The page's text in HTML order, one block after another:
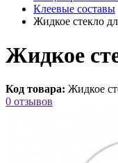
Клеевые составы
Жидкое стекло
Жидкое
Код товара: Жидкое
0 отзывов